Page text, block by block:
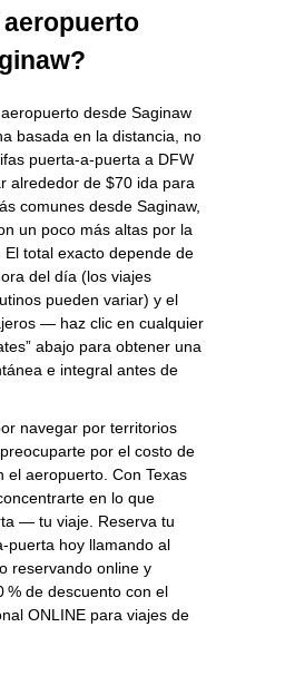
desde Saginaw
basada en la distancia, no
puerta‑a‑puerta a DFW
alrededor de $70 ida para
comunes desde Saginaw,
un poco más altas por la
El total exacto depende de
del día (los viajes
pueden variar) y el
— haz clic en cualquier
abajo para obtener una
e integral antes de
navegar por territorios
por el costo de
el aeropuerto. Con Texas
en lo que
— tu viaje. Reserva tu
hoy llamando al
reservando online y
% de descuento con el
ONLINE para viajes de